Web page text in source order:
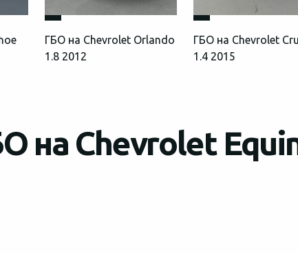
ГБО на Chevrolet Orlando
1.8 2012
ГБО на Chevrolet
1.4 2015
на Chevrolet